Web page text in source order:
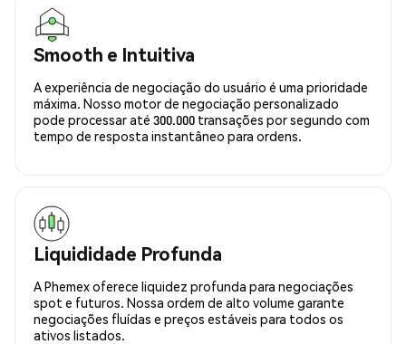
Smooth e Intuitiva
A experiência de negociação do usuário é uma prioridade
máxima. Nosso motor de negociação personalizado
pode processar até 300.000 transações por segundo com
tempo de resposta instantâneo para ordens.
Liquididade Profunda
A Phemex oferece liquidez profunda para negociações
spot e futuros. Nossa ordem de alto volume garante
negociações fluídas e preços estáveis para todos os
ativos listados.